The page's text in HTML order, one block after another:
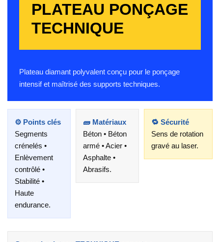
PLATEAU PONÇAGE
TECHNIQUE
Plateau diamant polyvalent conçu pour le ponçage
intensif et maîtrisé des supports techniques.
⚙️ Points clés
Segments
crénelés •
Enlèvement
contrôlé •
Stabilité •
Haute
endurance.
🧱 Matériaux
Béton • Béton
armé • Acier •
Asphalte •
Abrasifs.
🔁 Sécurité
Sens de rotation
gravé au laser.